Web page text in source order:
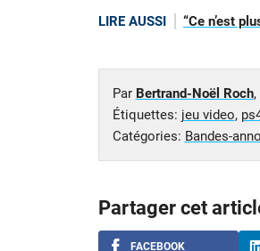
LIRE AUSSI “Ce n’est
Par Bertrand-Noël Roch,
Étiquettes: jeu video,
Catégories: Bandes-
Partager cet
FACEBOOK